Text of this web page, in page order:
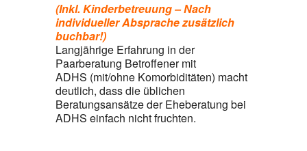
(Inkl. Kinderbetreuung – Nach
individueller Absprache zusätzlich
buchbar!)
Langjährige Erfahrung in der
Paarberatung Betroffener mit
ADHS (mit/ohne Komorbiditäten) macht
deutlich, dass die üblichen
Beratungsansätze der Eheberatung bei
ADHS einfach nicht fruchten.